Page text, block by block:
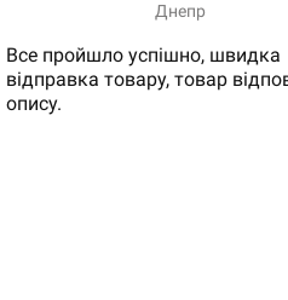
Днепр
Все пройшло успішно, швидка
відправка товару, товар
опису.